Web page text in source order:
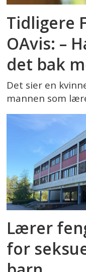
Tidligere
OAvis: –
det bak
Det sier en
mannen som
Lærer
for